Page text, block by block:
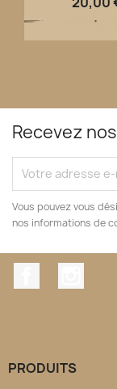
Recevez
Vous pouvez vous
nos informations de
PRODUITS